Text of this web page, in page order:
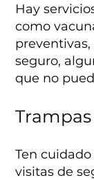
Hay
como
seguro,
que no
Ten
visitas de